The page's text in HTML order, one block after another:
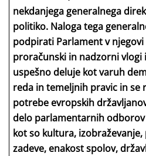
nekdanjega generalnega
politiko. Naloga tega
podpirati Parlament v
proračunski in nadzorni vlogi
uspešno deluje kot varuh
reda in temeljnih pravic in se
potrebe evropskih
delo parlamentarnih
kot so kultura,
zadeve, enakost spolov,